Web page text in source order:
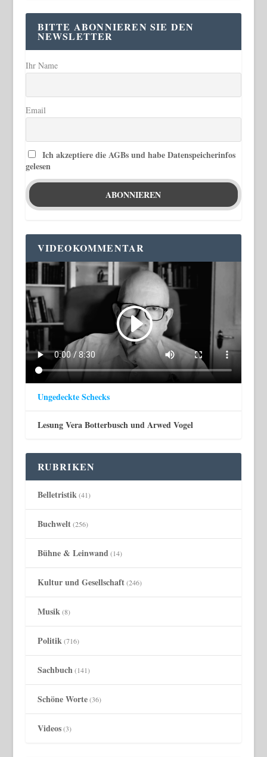
BITTE ABONNIEREN SIE DEN
NEWSLETTER
Ihr Name
Email
Ich akzeptiere die AGBs und habe Datenspeicherinfos
gelesen
VIDEOKOMMENTAR
Ungedeckte Schecks
Lesung Vera Botterbusch und Arwed Vogel
RUBRIKEN
Belletristik (41)
Buchwelt(256)
Bühne & Leinwand (14)
Kultur und Gesellschaft(246)
Musik (8)
Politik (716)
Sachbuch (141)
Schöne Worte(36)
Videos(3)